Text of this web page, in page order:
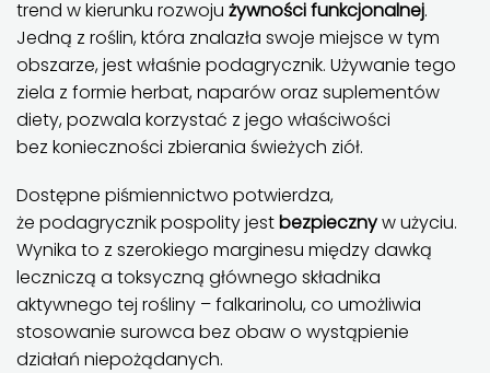
trend w kierunku rozwoju żywności funkcjonalnej.
Jedną z roślin, która znalazła swoje miejsce w tym
obszarze, jest właśnie podagrycznik. Używanie tego
ziela z formie herbat, naparów oraz suplementów
diety, pozwala korzystać z jego właściwości
bez konieczności zbierania świeżych ziół.
Dostępne piśmiennictwo potwierdza,
że podagrycznik pospolity jestbezpiecznyw użyciu.
Wynika to z szerokiego marginesu między dawką
leczniczą a toksyczną głównego składnika
aktywnego tej rośliny – falkarinolu, co umożliwia
stosowanie surowca bez obaw o wystąpienie
działań niepożądanych.